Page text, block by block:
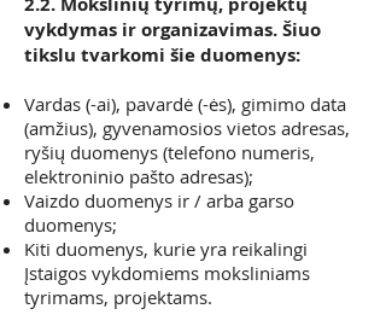
vykdymas ir organizavimas. Šiuo
tikslu tvarkomi šie duomenys:
Vardas (-ai), pavardė (-ės), gimimo data
(amžius), gyvenamosios vietos adresas,
ryšių duomenys (telefono numeris,
elektroninio pašto adresas);
Vaizdo duomenys ir / arba garso
duomenys;
Kiti duomenys, kurie yra reikalingi
Įstaigos vykdomiems moksliniams
tyrimams, projektams.